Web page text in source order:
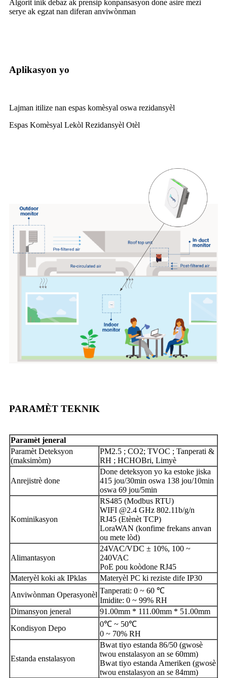
Algorit inik debaz ak prensip konpansasyon done asire mezi
serye ak egzat nan diferan anviwònman
Aplikasyon yo
Lajman itilize nan espas komèsyal oswa rezidansyèl
Espas Komèsyal Lekòl Rezidansyèl Otèl
PARAMÈT TEKNIK
Paramèt jeneral
Paramèt Deteksyon
(maksimòm)
PM2.5 ; CO2; TVOC ; Tanperati &
RH ; HCHOBri, Limyè
Anrejistrè done
Done deteksyon yo ka estoke jiska
415 jou/30min oswa 138 jou/10min
oswa 69 jou/5min
Kominikasyon
RS485 (Modbus RTU)
WIFI @2.4 GHz 802.11b/g/n
RJ45 (Etènèt TCP)
LoraWAN (konfime frekans anvan
ou mete lòd)
Alimantasyon
24VAC/VDC ± 10%, 100 ~
240VAC
PoE pou koòdone RJ45
Materyèl koki ak IPklas
Materyèl PC ki reziste dife IP30
Anviwònman Operasyonèl Tanperati: 0 ~ 60 ℃
Imidite: 0 ~ 99% RH
Dimansyon jeneral
91.00mm * 111.00mm * 51.00mm
Kondisyon Depo
0℃ ~ 50℃
0 ~ 70% RH
Estanda enstalasyon
Bwat tiyo estanda 86/50 (gwosè
twou enstalasyon an se 60mm)
Bwat tiyo estanda Ameriken (gwosè
twou enstalasyon an se 84mm)